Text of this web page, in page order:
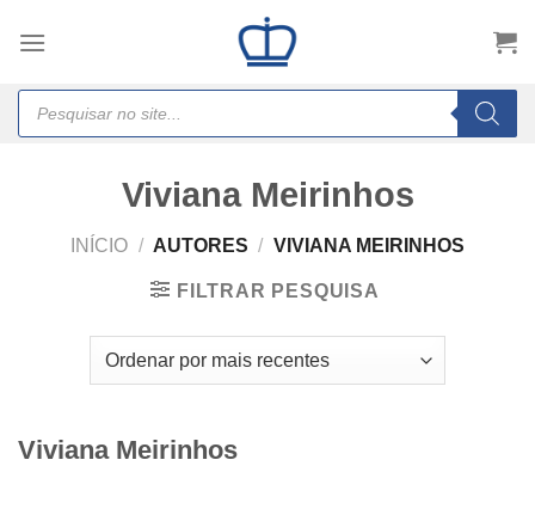
Products
search
Viviana Meirinhos
INÍCIO / AUTORES / VIVIANA MEIRINHOS
FILTRAR PESQUISA
Viviana Meirinhos